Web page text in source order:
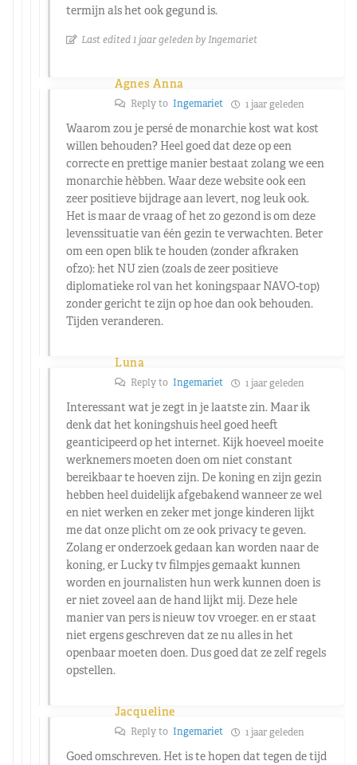
termijn als het ook gegund is.
Last edited 1 jaar geleden by Ingemariet
Agnes Anna
Reply to Ingemariet 1 jaar geleden
Waarom zou je persé de monarchie kost wat kost
willen behouden? Heel goed dat deze op een
correcte en prettige manier bestaat zolang we een
monarchie hèbben. Waar deze website ook een
zeer positieve bijdrage aan levert, nog leuk ook.
Het is maar de vraag of het zo gezond is om deze
levenssituatie van één gezin te verwachten. Beter
om een open blik te houden (zonder afkraken
ofzo): het NU zien (zoals de zeer positieve
diplomatieke rol van het koningspaar NAVO-top)
zonder gericht te zijn op hoe dan ook behouden.
Tijden veranderen.
Luna
Reply to Ingemariet 1 jaar geleden
Interessant wat je zegt in je laatste zin. Maar ik
denk dat het koningshuis heel goed heeft
geanticipeerd op het internet. Kijk hoeveel moeite
werknemers moeten doen om niet constant
bereikbaar te hoeven zijn. De koning en zijn gezin
hebben heel duidelijk afgebakend wanneer ze wel
en niet werken en zeker met jonge kinderen lijkt
me dat onze plicht om ze ook privacy te geven.
Zolang er onderzoek gedaan kan worden naar de
koning, er Lucky tv filmpjes gemaakt kunnen
worden en journalisten hun werk kunnen doen is
er niet zoveel aan de hand lijkt mij. Deze hele
manier van pers is nieuw tov vroeger. en er staat
niet ergens geschreven dat ze nu alles in het
openbaar moeten doen. Dus goed dat ze zelf regels
opstellen.
Jacqueline
Reply to Ingemariet 1 jaar geleden
Goed omschreven. Het is te hopen dat tegen de tijd